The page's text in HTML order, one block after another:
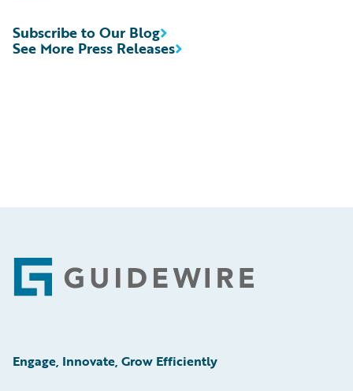
See More Press Releases
Subscribe to Our Blog
Footer
Engage, Innovate, Grow Efficiently